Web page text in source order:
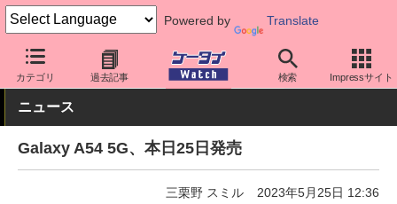
Powered by Translate
カテゴリ 過去記事 検索 Impressサイト
ケータイ Watch キャリア ドコモ
ニュース
Galaxy A54 5G、本日25日発売
三栗野 スミル 2023年5月25日 12:36